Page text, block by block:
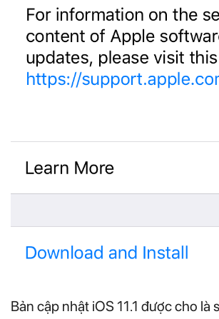
Bản cập nhật iOS 11.1 được cho là